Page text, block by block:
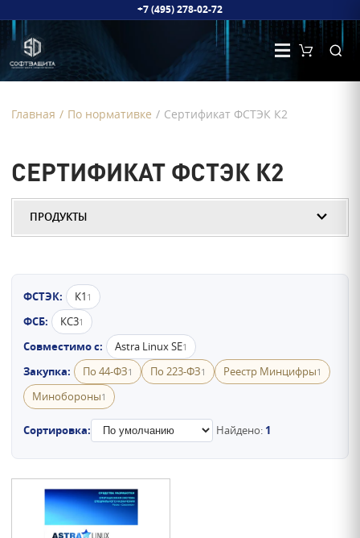
+7 (495) 278-02-72
Главная / По нормативке / Сертификат ФСТЭК К2
СЕРТИФИКАТ ФСТЭК К2
ПРОДУКТЫ
ФСТЭК: К1 1
ФСБ: КС31
Совместимо с: Astra Linux SE1
Закупка: По 44-ФЗ1 По 223-ФЗ1 Реестр Минцифры1
Минобороны1
Сортировка: Найдено: 1